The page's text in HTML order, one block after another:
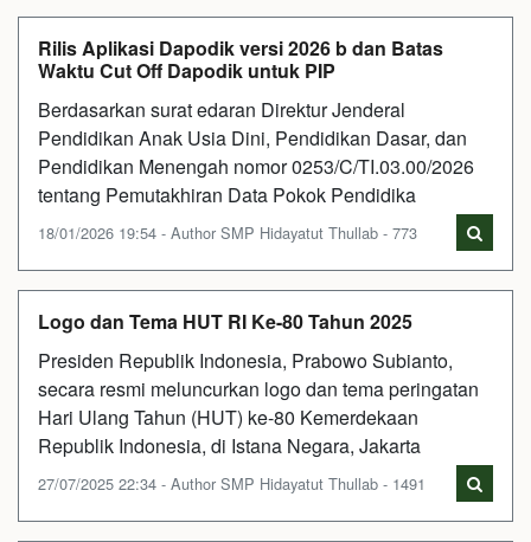
Rilis Aplikasi Dapodik versi 2026 b dan Batas
Waktu Cut Off Dapodik untuk PIP
Berdasarkan surat edaran Direktur Jenderal
Pendidikan Anak Usia Dini, Pendidikan Dasar, dan
Pendidikan Menengah nomor 0253/C/TI.03.00/2026
tentang Pemutakhiran Data Pokok Pendidika
18/01/2026 19:54 - Author SMP Hidayatut Thullab - 773
Logo dan Tema HUT RI Ke-80 Tahun 2025
Presiden Republik Indonesia, Prabowo Subianto,
secara resmi meluncurkan logo dan tema peringatan
Hari Ulang Tahun (HUT) ke-80 Kemerdekaan
Republik Indonesia, di Istana Negara, Jakarta
27/07/2025 22:34 - Author SMP Hidayatut Thullab - 1491